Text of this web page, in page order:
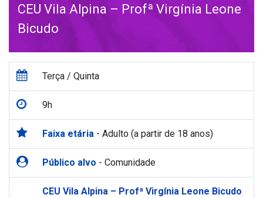
CEU Vila Alpina – Profª Virgínia Leone
Bicudo
Terça / Quinta
9h
Faixa etária - Adulto (a partir de 18 anos)
Público alvo - Comunidade
CEU Vila Alpina – Profª Virgínia Leone Bicudo